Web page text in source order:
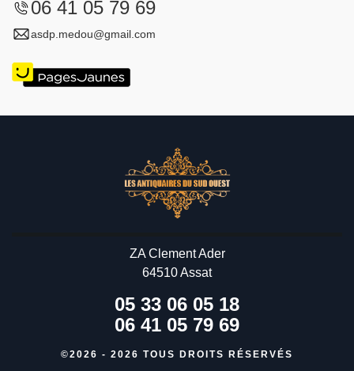
06 41 05 79 69
asdp.medou@gmail.com
ZA Clement Ader
64510 Assat
05 33 06 05 18
06 41 05 79 69
©2026 - 2026 TOUS DROITS RÉSERVÉS